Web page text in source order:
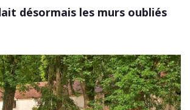
désormais les murs oubliés